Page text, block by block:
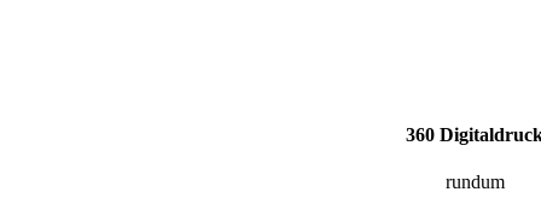
360
rundum